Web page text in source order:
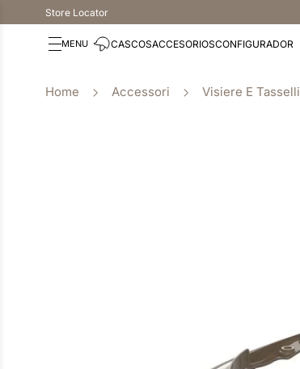
Store Locator
CASCOSACCESORIOSCONFIGURADOR
Accessori Visiere E Tasselli